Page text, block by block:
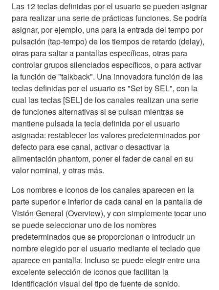
Las 12 teclas definidas por el usuario se pueden asignar
para realizar una serie de prácticas funciones. Se podría
asignar, por ejemplo, una para la entrada del tempo por
pulsación (tap-tempo) de los tiempos de retardo (delay),
otras para saltar a pantallas específicas, otras para
controlar grupos silenciados específicos, o para activar
la función de "talkback". Una innovadora función de las
teclas definidas por el usuario es "Set by SEL", con la
cual las teclas [SEL] de los canales realizan una serie
de funciones alternativas si se pulsan mientras se
mantiene pulsada la tecla definida por el usuario
asignada: restablecer los valores predeterminados por
defecto para ese canal, activar o desactivar la
alimentación phantom, poner el fader de canal en su
valor nominal, y otras más.
Los nombres e iconos de los canales aparecen en la
parte superior e inferior de cada canal en la pantalla de
Visión General (Overview), y con simplemente tocar uno
se puede seleccionar uno de los nombres
predeterminados que se proporcionan o introducir un
nombre elegido por el usuario mediante el teclado que
aparece en pantalla. Incluso se puede elegir entre una
excelente selección de iconos que facilitan la
identificación visual del tipo de fuente de sonido.